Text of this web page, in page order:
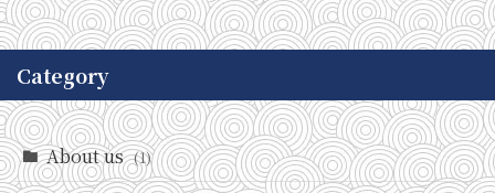
Category
About us (1)